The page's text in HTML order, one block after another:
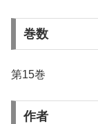
巻数
第15巻
作者